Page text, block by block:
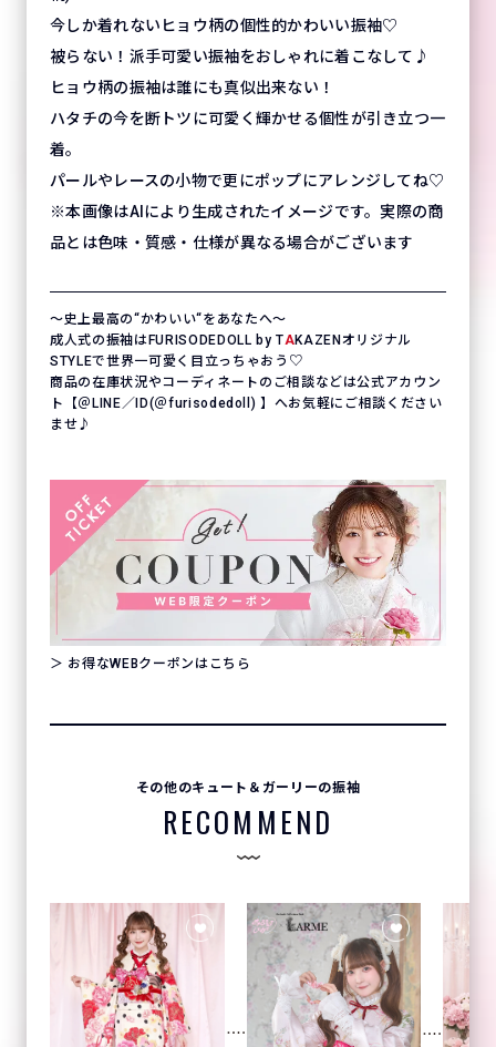
今しか着れないヒョウ柄の個性的かわいい振袖♡
被らない！派手可愛い振袖をおしゃれに着こなして♪
ヒョウ柄の振袖は誰にも真似出来ない！
ハタチの今を断トツに可愛く輝かせる個性が引き立つ一
着。
パールやレースの小物で更にポップにアレンジしてね♡
※本画像はAIにより生成されたイメージです。実際の商
品とは色味・質感・仕様が異なる場合がございます
〜史上最高の“かわいい“をあなたへ〜
成人式の振袖はFURISODEDOLL by TAKAZENオリジナル
STYLEで世界一可愛く目立っちゃおう♡
商品の在庫状況やコーディネートのご相談などは公式アカウン
ト【＠LINE／ID(＠furisodedoll) 】へお気軽にご相談ください
ませ♪
＞ お得なWEBクーポンはこちら
その他のキュート＆ガーリーの振袖
RECOMMEND